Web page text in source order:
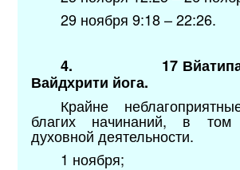
29 ноября 9:18 – 22:26.
4.
17
Вайдхрити йога.
Крайне
благих начинаний, в
духовной деятельности.
1 ноября;